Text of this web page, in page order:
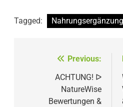
Tagged: Nahrungsergänzung
Previous:
ACHTUNG! ᐅ
NatureWise
Bewertungen &